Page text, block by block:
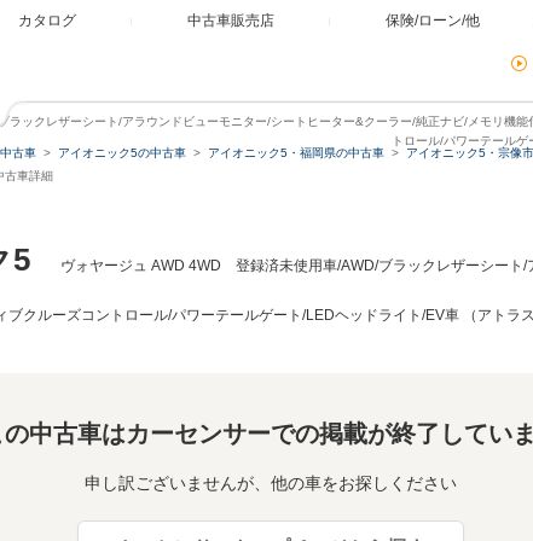
カタログ 中古車販売店 保険/ローン/他
ックレザーシート/アラウンドビューモニター/シートヒーター&クーラー/純正ナビ/メモリ機
トロール/パワーテール
古車
アイオニック5の中古車 アイオニック5・福岡県の中古車
アイオニック5・宗像
古車詳細
5 ヴォヤージュ AWD 4WD 登録済未使用車/AWD/ブラックレザーシート/
クルーズコントロール/パワーテールゲート/LEDヘッドライト/EV車 （アトラス
の中古車はカーセンサーでの掲載が終了してい
申し訳ございませんが、他の車をお探しください